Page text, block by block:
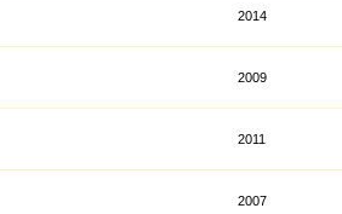
2014
2009
2011
2007